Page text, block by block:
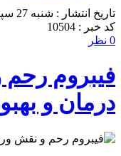
تاریخ انتشار : شنبه 27 سپتامبر 2025 - 14:15
کد خبر : 10504
0 نظر
فیبروم
درمان و